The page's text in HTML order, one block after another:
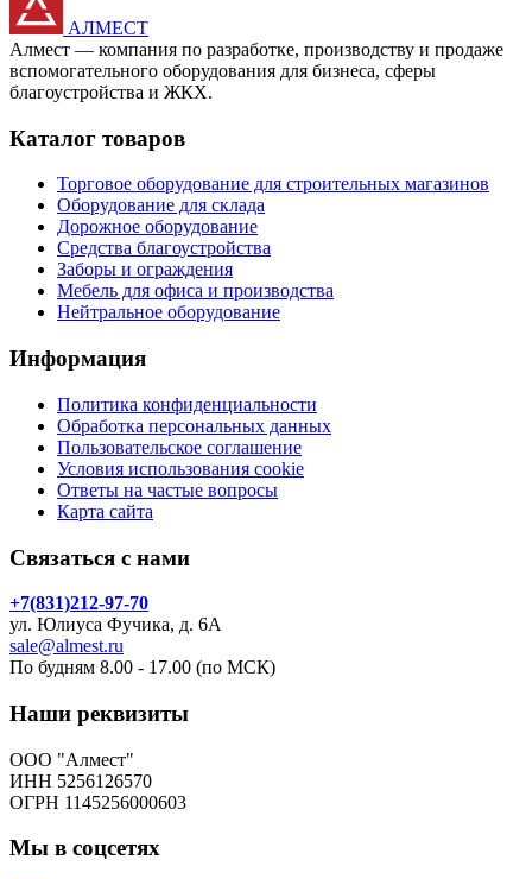
АЛМЕСТ
Алмест — компания по разработке, производству и продаже
вспомогательного оборудования для бизнеса, сферы
благоустройства и ЖКХ.
Каталог товаров
Торговое оборудование для строительных магазинов
Оборудование для склада
Дорожное оборудование
Средства благоустройства
Заборы и ограждения
Мебель для офиса и производства
Нейтральное оборудование
Информация
Политика конфиденциальности
Обработка персональных данных
Пользовательское соглашение
Условия использования cookie
Ответы на частые вопросы
Карта сайта
Связаться с нами
+7(831)212-97-70
ул. Юлиуса Фучика, д. 6А
sale@almest.ru
По будням 8.00 - 17.00 (по МСК)
Наши реквизиты
ООО "Алмест"
ИНН 5256126570
ОГРН 1145256000603
Мы в соцсетях